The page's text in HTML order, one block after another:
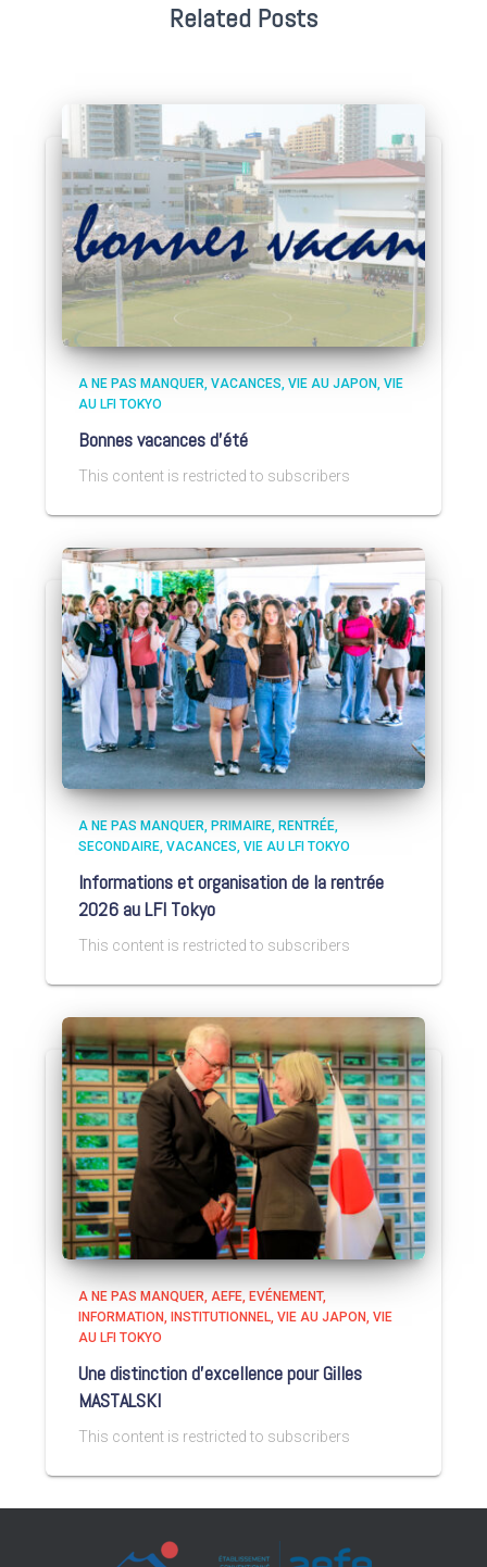
Related Posts
A NE PAS MANQUER VACANCES VIE AU JAPON VIE
AU LFI TOKYO
Bonnes vacances d’été
This content is restricted to subscribers
A NE PAS MANQUER PRIMAIRE RENTRÉE
SECONDAIRE VACANCES VIE AU LFI TOKYO
Informations et organisation de la rentrée
2026 au LFI Tokyo
This content is restricted to subscribers
A NE PAS MANQUER AEFE EVÉNEMENT
INFORMATION
INSTITUTIONNEL VIE AU JAPON VIE
AU LFI TOKYO
Une distinction d’excellence pour Gilles
MASTALSKI
This content is restricted to subscribers